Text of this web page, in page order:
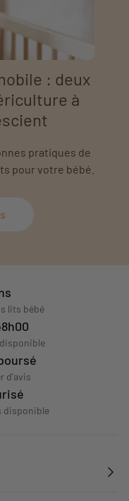
: deux
à
pratiques de
pour votre bébé.
lits bébé
d'avis
disponible